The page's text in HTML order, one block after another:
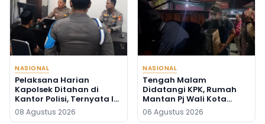
NASIONAL
Pelaksana Harian
Kapolsek Ditahan di
Kantor Polisi, Ternyata Ini
Penyebabnya
08 Agustus 2026
NASIONAL
Tengah Malam
Didatangi KPK, Rumah
Mantan Pj Wali Kota
Digeledah, Empat Koper
Dibawa
06 Agustus 2026